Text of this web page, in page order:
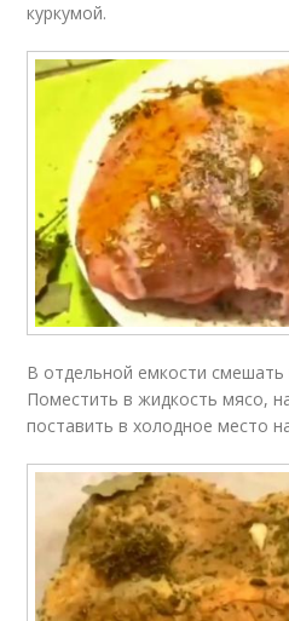
куркумой.
В отдельной емкости
Поместить в жидкость мясо,
поставить в холодное место